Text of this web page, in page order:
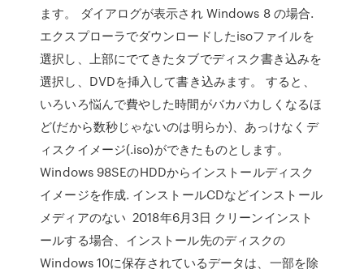
ます。 ダイアログが表示され Windows 8 の場合.
エクスプローラでダウンロードしたisoファイルを
選択し、上部にでてきたタブでディスク書き込みを
選択し、DVDを挿入して書き込みます。 すると、
いろいろ悩んで費やした時間がバカバカしくなるほ
ど(だから数秒じゃないのは明らか)、あっけなくデ
ィスクイメージ(.iso)ができたものとします。
Windows 98SEのHDDからインストールディスク
イメージを作成. インストールCDなどインストール
メディアのない 2018年6月3日 クリーンインスト
ールする場合、インストール先のディスクの
Windows 10に保存されているデータは、一部を除